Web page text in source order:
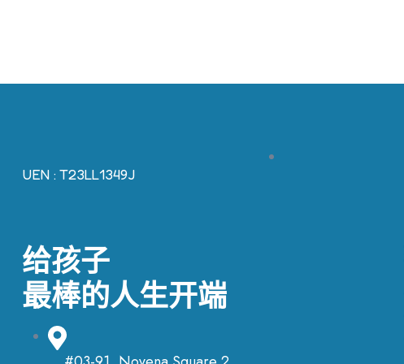
UEN : T23LL1349J
给孩子
最棒的人生开端